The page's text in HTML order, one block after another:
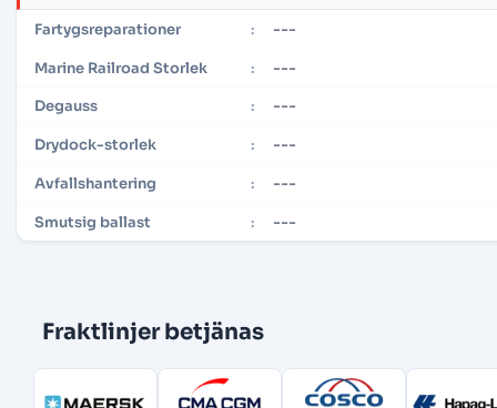
Fartygsreparationer : ---
Marine Railroad Storlek : ---
Degauss : ---
Drydock-storlek : ---
Avfallshantering : ---
Smutsig ballast : ---
Fraktlinjer betjänas